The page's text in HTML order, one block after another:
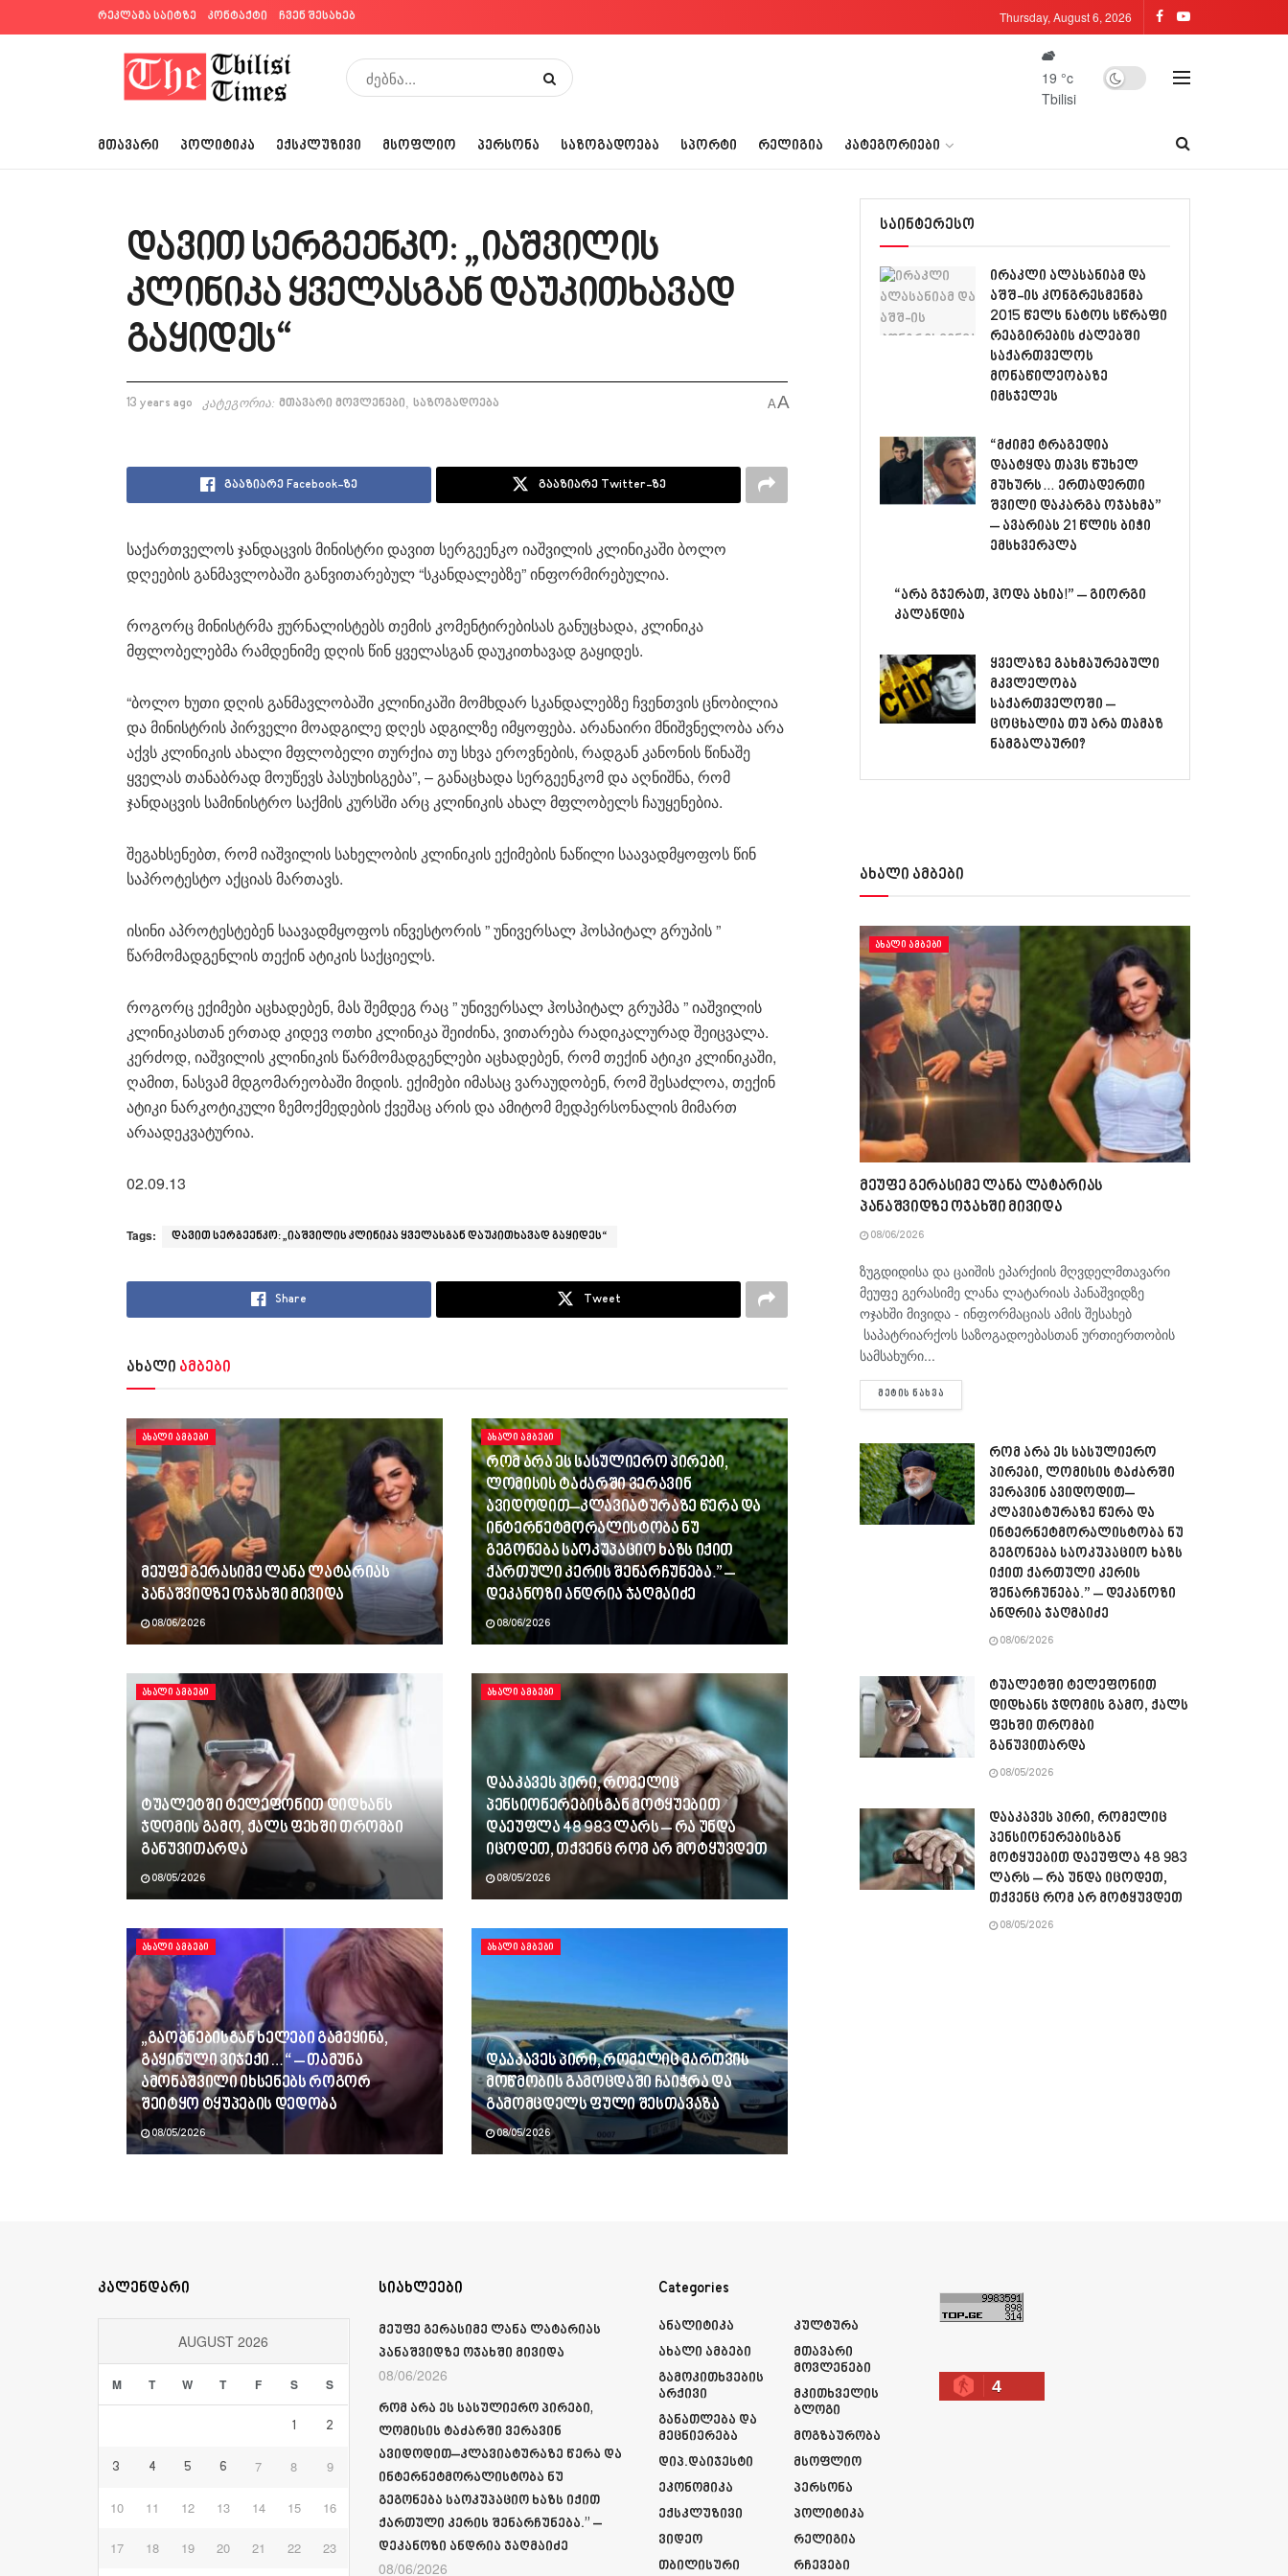
რეკლამა საიტზე კონტაქტი ჩვენ შესახებ Thursday, August 6, 2026
19 °c
Tbilisi
ᲛᲗᲐᲕᲐᲠᲘ ᲞᲝᲚᲘᲢᲘᲙᲐ ᲔᲥᲡᲙᲚᲣᲖᲘᲕᲘ ᲛᲡᲝᲤᲚᲘᲝ ᲞᲔᲠᲡᲝᲜᲐ ᲡᲐᲖᲝᲒᲐᲓᲝᲔᲑᲐ ᲡᲞᲝᲠᲢᲘ ᲠᲔᲚᲘᲒᲘᲐ ᲙᲐᲢᲔᲒᲝᲠᲘᲔᲑᲘ
დავით სერგეენკო: „იაშვილის
კლინიკა ყველასგან დაუკითხავად
გაყიდეს“
13 years ago კატეგორია: მთავარი მოვლენები, საზოგადოება AA
გააზიარე Facebook-ზე გააზიარე Twitter-ზე
საქართველოს ჯანდაცვის მინისტრი დავით სერგეენკო იაშვილის კლინიკაში ბოლო
დღეების განმავლობაში განვითარებულ “სკანდალებზე” ინფორმირებულია.
როგორც მინისტრმა ჟურნალისტებს თემის კომენტირებისას განუცხადა, კლინიკა
მფლობელებმა რამდენიმე დღის წინ ყველასგან დაუკითხავად გაყიდეს.
“ბოლო ხუთი დღის განმავლობაში კლინიკაში მომხდარ სკანდალებზე ჩვენთვის ცნობილია
და მინისტრის პირველი მოადგილე დღეს ადგილზე იმყოფება. არანაირი მნიშვნელობა არა
აქვს კლინიკის ახალი მფლობელი თურქია თუ სხვა ეროვნების, რადგან კანონის წინაშე
ყველას თანაბრად მოუწევს პასუხისგება”, – განაცხადა სერგეენკომ და აღნიშნა, რომ
ჯანდაცვის სამინისტრო საქმის კურსში არც კლინიკის ახალ მფლობელს ჩაუყენებია.
შეგახსენებთ, რომ იაშვილის სახელობის კლინიკის ექიმების ნაწილი საავადმყოფოს წინ
საპროტესტო აქციას მართავს.
ისინი აპროტესტებენ საავადმყოფოს ინვესტორის ” უნივერსალ ჰოსპიტალ გრუპის ”
წარმომადგენლის თექინ ატიკის საქციელს.
როგორც ექიმები აცხადებენ, მას შემდეგ რაც ” უნივერსალ ჰოსპიტალ გრუპმა ” იაშვილის
კლინიკასთან ერთად კიდევ ოთხი კლინიკა შეიძინა, ვითარება რადიკალურად შეიცვალა.
კერძოდ, იაშვილის კლინიკის წარმომადგენლები აცხადებენ, რომ თექინ ატიკი კლინიკაში,
ღამით, ნასვამ მდგომარეობაში მიდის. ექიმები იმასაც ვარაუდობენ, რომ შესაძლოა, თექინ
ატიკი ნარკოტიკული ზემოქმედების ქვეშაც არის და ამიტომ მედპერსონალის მიმართ
არაადეკვატურია.
02.09.13
Tags: დავით სერგეენკო: „იაშვილის კლინიკა ყველასგან დაუკითხავად გაყიდეს“
Share Tweet
ახალი ამბები
ᲐᲮᲐᲚᲘ ᲐᲛᲑᲔᲑᲘ
მეუფე გერასიმე ლანა ლატარიას
პანაშვიდზე ოჯახში მივიდა
08/06/2026
ᲐᲮᲐᲚᲘ ᲐᲛᲑᲔᲑᲘ
რომ არა ეს სასულიერო პირები,
ლომისის ტაძარში ვერავინ
ავიდოდით–კლავიატურაზე წერა და
ინტერნეტმორალისტობა ნუ
გეგონება საოკუპაციო ხაზს იქით
ქართული კერის შენარჩუნება.” –
დეკანოზი ანდრია ჯაღმაიძე
08/06/2026
ᲐᲮᲐᲚᲘ ᲐᲛᲑᲔᲑᲘ
ტუალეტში ტელეფონით დიდხანს
ჯდომის გამო, ქალს ფეხში თრომბი
განუვითარდა
08/05/2026
ᲐᲮᲐᲚᲘ ᲐᲛᲑᲔᲑᲘ
დააკავეს პირი, რომელიც
პენსიონერებისგან მოტყუებით
დაეუფლა 48 983 ლარს – რა უნდა
იცოდეთ, თქვენც რომ არ მოტყუვდეთ
08/05/2026
ᲐᲮᲐᲚᲘ ᲐᲛᲑᲔᲑᲘ
„გაოგნებისგან ხელები გამეყინა,
გაყინული ვიჯექი…“ – თამუნა
ამონაშვილი იხსენებს როგორ
შეიტყო ტყუპების დედობა
08/05/2026
ᲐᲮᲐᲚᲘ ᲐᲛᲑᲔᲑᲘ
დააკავეს პირი, რომელიც მართვის
მოწმობის გამოცდაში ჩაიჭრა და
გამომცდელს ფული შესთავაზა
08/05/2026
საინტერესო
ირაკლი ალასანიამ და
აშშ-ის კონგრესმენმა
2015 წელს ნატოს სწრაფი
რეაგირების ძალებში
საქართველოს
მონაწილეობაზე
იმსჯელეს
“მძიმე ტრაგედია
დაატყდა თავს წუხელ
მუხურს… ერთადერთი
შვილი დაკარგა ოჯახმა”
– ავარიას 21 წლის ბიჭი
ემსხვერპლა
“არა გჯერათ, ჰოდა ახია!” – გიორგი
კალანდია
ყველაზე გახმაურებული
მკვლელობა
საქართველოში –
ცოცხალია თუ არა თამაზ
ნამგალაური?
ახალი ამბები
ᲐᲮᲐᲚᲘ ᲐᲛᲑᲔᲑᲘ
მეუფე გერასიმე ლანა ლატარიას
პანაშვიდზე ოჯახში მივიდა
08/06/2026
ზუგდიდისა და ცაიშის ეპარქიის მღვდელმთავარი
მეუფე გერასიმე ლანა ლატარიას პანაშვიდზე
ოჯახში მივიდა - ინფორმაციას ამის შესახებ
საპატრიარქოს საზოგადოებასთან ურთიერთობის
სამსახური...
ᲛᲔᲢᲘᲡ ᲜᲐᲮᲕᲐ
რომ არა ეს სასულიერო
პირები, ლომისის ტაძარში
ვერავინ ავიდოდით–
კლავიატურაზე წერა და
ინტერნეტმორალისტობა ნუ
გეგონება საოკუპაციო ხაზს
იქით ქართული კერის
შენარჩუნება.” – დეკანოზი
ანდრია ჯაღმაიძე
08/06/2026
ტუალეტში ტელეფონით
დიდხანს ჯდომის გამო, ქალს
ფეხში თრომბი
განუვითარდა
08/05/2026
დააკავეს პირი, რომელიც
პენსიონერებისგან
მოტყუებით დაეუფლა 48 983
ლარს – რა უნდა იცოდეთ,
თქვენც რომ არ მოტყუვდეთ
08/05/2026
კალენდარი
AUGUST 2026
M T W T F S S
1 2
3 4 5 6 7 8 9
10 11 12 13 14 15 16
17 18 19 20 21 22 23
სიახლეები
მეუფე გერასიმე ლანა ლატარიას
პანაშვიდზე ოჯახში მივიდა
08/06/2026
რომ არა ეს სასულიერო პირები,
ლომისის ტაძარში ვერავინ
ავიდოდით–კლავიატურაზე წერა და
ინტერნეტმორალისტობა ნუ
გეგონება საოკუპაციო ხაზს იქით
ქართული კერის შენარჩუნება.” –
დეკანოზი ანდრია ჯაღმაიძე
08/06/2026
Categories
Ანალიტიკა
Ახალი Ამბები
Გამოკითხვების
Არქივი
Განათლება Და
Მეცნიერება
Დიპ.დაიჯესტი
Ეკონომიკა
Ექსკლუზივი
Ვიდეო
Თბილისური
Კულტურა
Მთავარი
Მოვლენები
Მკითხველის
Ბლოგი
Მოგზაურობა
Მსოფლიო
Პერსონა
Პოლიტიკა
Რელიგია
Რჩევები
4